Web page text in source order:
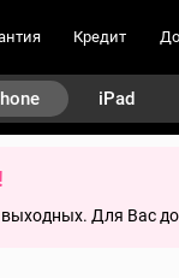
Кредит
iPad
Для Вас